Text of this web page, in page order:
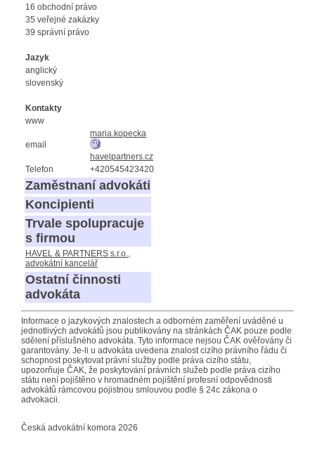
16 obchodní právo
35 veřejné zakázky
39 správní právo
Jazyk
anglický
slovenský
Kontakty
www
email
maria.kopecka
havelpartners.cz
Telefon
+420545423420
Zaměstnaní advokáti
Koncipienti
Trvale spolupracuje
s firmou
HAVEL & PARTNERS s.r.o.,
advokátní kancelář
Ostatní činnosti
advokáta
Informace o jazykových znalostech a odborném zaměření uváděné u
jednotlivých advokátů jsou publikovány na stránkách ČAK pouze podle
sdělení příslušného advokáta. Tyto informace nejsou ČAK ověřovány či
garantovány. Je-li u advokáta uvedena znalost cizího právního řádu či
schopnost poskytovat právní služby podle práva cizího státu,
upozorňuje ČAK, že poskytování právních služeb podle práva cizího
státu není pojištěno v hromadném pojištění profesní odpovědnosti
advokátů rámcovou pojistnou smlouvou podle § 24c zákona o
advokacii.
Česká advokátní komora 2026